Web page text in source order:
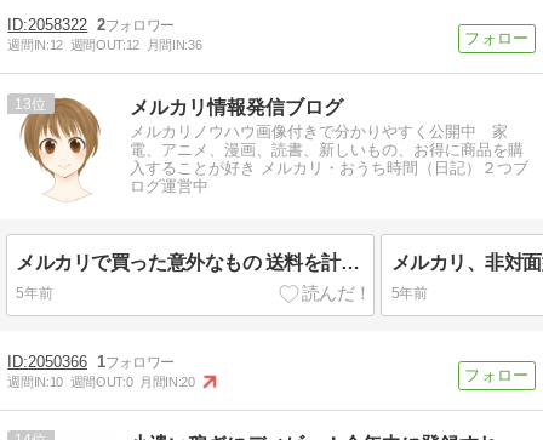
2058322 2
週間IN:12 週間OUT:12 月間IN:36
13 メルカリ情報発信ブログ
メルカリノウハウ画像付きで分かりやすく公開中 家
電、アニメ、漫画、読書、新しいもの、お得に商品を購
入することが好き メルカリ・おうち時間（日記）２つブ
ログ運営中
メルカリで買った意外なもの 送料を計算して出品しましょう
5年前 5年前
2050366 1
週間IN:10 週間OUT:0 月間IN:20